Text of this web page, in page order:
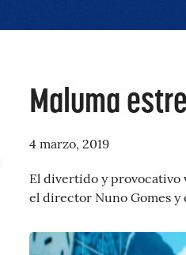
Maluma
4 marzo, 2019
El divertido y provocativo
el director Nuno Gomes y